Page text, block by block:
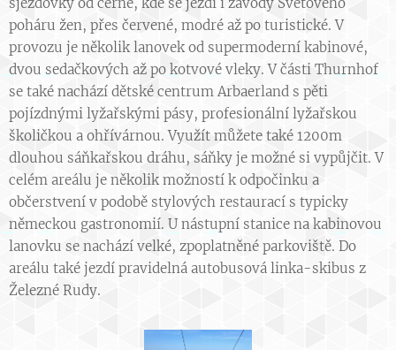
sjezdovky od černé, kde se jezdí i závody Světového
poháru žen, přes červené, modré až po turistické. V
provozu je několik lanovek od supermoderní kabinové,
dvou sedačkových až po kotvové vleky. V části Thurnhof
se také nachází dětské centrum Arbaerland s pěti
pojízdnými lyžařskými pásy, profesionální lyžařskou
školičkou a ohřívárnou. Využít můžete také 1200m
dlouhou sáňkařskou dráhu, sáňky je možné si vypůjčit. V
celém areálu je několik možností k odpočinku a
občerstvení v podobě stylových restaurací s typicky
německou gastronomií. U nástupní stanice na kabinovou
lanovku se nachází velké, zpoplatněné parkoviště. Do
areálu také jezdí pravidelná autobusová linka-skibus z
Železné Rudy.